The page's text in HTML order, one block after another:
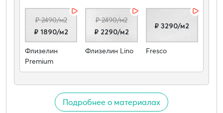
₽ 2490/м2
₽ 1890/м2
Флизелин
Premium
₽ 2490/м2
₽ 2290/м2
Флизелин Lino
₽ 3290/м2
Fresco
Подробнее о материалах